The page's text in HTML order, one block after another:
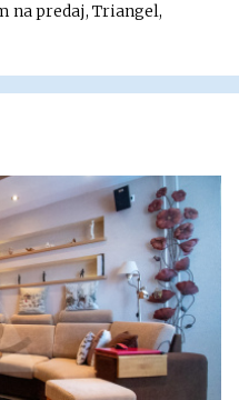
na predaj, Triangel,